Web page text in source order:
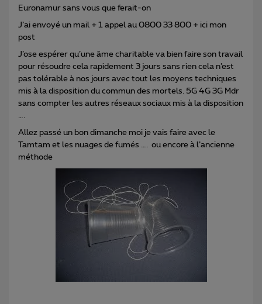
Euronamur sans vous que ferait-on
J’ai envoyé un mail + 1 appel au 0800 33 800 + ici mon
post
J’ose espérer qu’une âme charitable va bien faire son travail
pour résoudre cela rapidement 3 jours sans rien cela n’est
pas tolérable à nos jours avec tout les moyens techniques
mis à la disposition du commun des mortels. 5G 4G 3G Mdr
sans compter les autres réseaux sociaux mis à la disposition
….
Allez passé un bon dimanche moi je vais faire avec le
Tamtam et les nuages de fumés …. ou encore à l’ancienne
méthode